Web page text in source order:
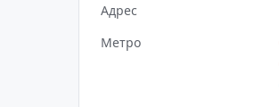
Адрес
Метро